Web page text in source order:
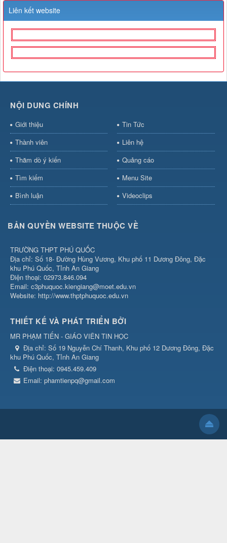
Liên kết website
NỘI DUNG CHÍNH
Giới thiệu
Tin Tức
Thành viên
Liên hệ
Thăm dò ý kiến
Quảng cáo
Tìm kiếm
Menu Site
Bình luận
Videoclips
BẢN QUYỀN WEBSITE THUỘC VỀ
TRƯỜNG THPT PHÚ QUỐC
Địa chỉ: Số 18- Đường Hùng Vương, Khu phố 11 Dương Đông, Đặc
khu Phú Quốc, Tỉnh An Giang
Điện thoại: 02973.846.094
Email: c3phuquoc.kiengiang@moet.edu.vn
Website: http://www.thptphuquoc.edu.vn
THIẾT KẾ VÀ PHÁT TRIỂN BỞI
MR PHẠM TIẾN - GIÁO VIÊN TIN HỌC
Địa chỉ: Số 19 Nguyễn Chí Thanh, Khu phố 12 Dương Đông, Đặc
khu Phú Quốc, Tỉnh An Giang
Điện thoại: 0945.459.409
Email: phamtienpq@gmail.com